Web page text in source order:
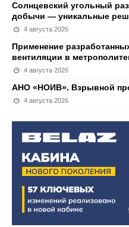
Солнцевский угольный
добычи — уникальные
4 августа 2026
Применение
вентиляции в
4 августа 2026
АНО «НОИВ». Взрывной
4 августа 2026